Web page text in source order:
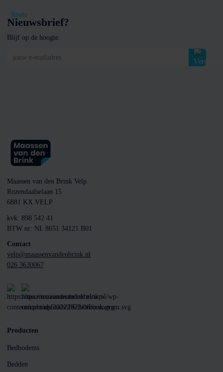
Route
Nieuwsbrief?
Blijf op de hoogte.
jouw e-mailadres
Maassen van den Brink Velp
Rozendaalselaan 15
6881 KX VELP
kvk: 898 542 41
BTW nr: NL 8651 34121 B01
Contact
velp@maassenvandenbrink.nl
026 3630067
Producten
Bedbodems
Bedden